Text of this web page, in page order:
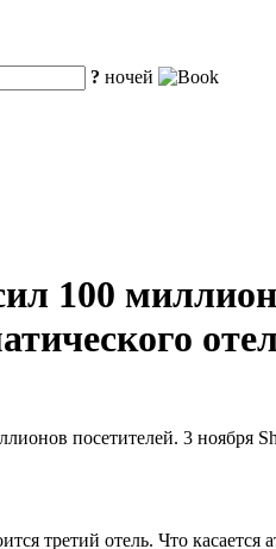
? ночей
100
посетителей. 3 ноября
третий отель. Что